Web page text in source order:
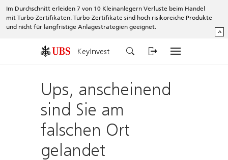
Im Durchschnitt erleiden 7 von 10 Kleinanlegern Verluste beim Handel
mit Turbo-Zertifikaten. Turbo-Zertifikate sind hoch risikoreiche Produkte
und nicht für langfristige Anlagestrategien geeignet.
^
KeyInvest
Ups, anscheinend
sind Sie am
falschen Ort
gelandet